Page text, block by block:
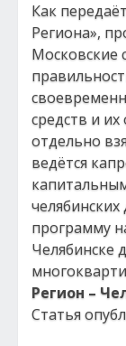
Как
Региона»,
Московские
средств и
отдельно
ведётся
программу
Челябинске
Регион –
Статья